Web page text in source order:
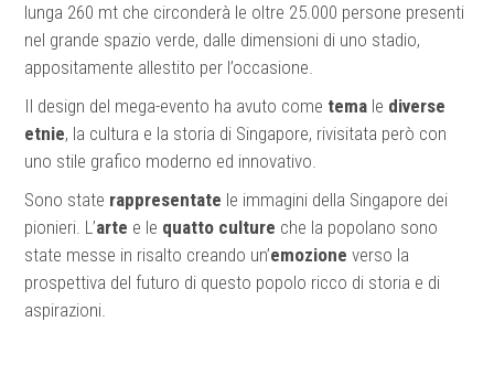
lunga 260 mt che circonderà le oltre 25.000 persone presenti
nel grande spazio verde, dalle dimensioni di uno stadio,
appositamente allestito per l’occasione.
Il design del mega-evento ha avuto come tema le diverse
etnie, la cultura e la storia di Singapore, rivisitata però con
uno stile grafico moderno ed innovativo.
Sono state rappresentate le immagini della Singapore dei
pionieri. L’arte e le quatto culture che la popolano sono
state messe in risalto creando un’emozione verso la
prospettiva del futuro di questo popolo ricco di storia e di
aspirazioni.